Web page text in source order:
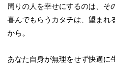
周りの人を幸せにするのは、そ
喜んでもらうカタチは、望まれ
から。
あなた自身が無理をせず快適に